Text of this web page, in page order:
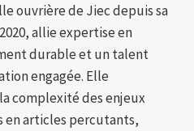
ouvrière de Jiec depuis sa
allie expertise en
durable et un talent
engagée. Elle
complexité des enjeux
en articles percutants,